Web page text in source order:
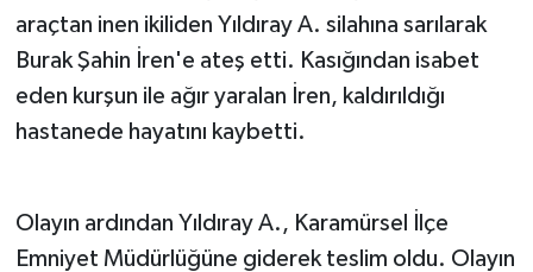
araçtan inen ikiliden Yıldıray A. silahına sarılarak
Burak Şahin İren'e ateş etti. Kasığından isabet
eden kurşun ile ağır yaralan İren, kaldırıldığı
hastanede hayatını kaybetti.
Olayın ardından Yıldıray A., Karamürsel İlçe
Emniyet Müdürlüğüne giderek teslim oldu. Olayın